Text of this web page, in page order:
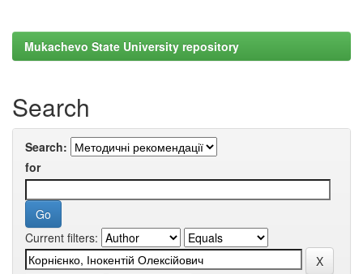
Mukachevo State University repository
Search
Search:
for
Current filters: